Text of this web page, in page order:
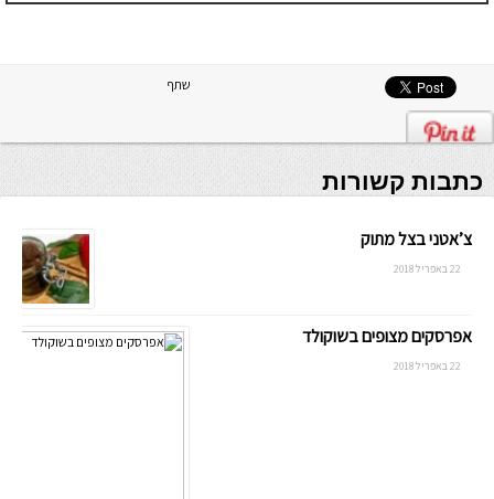
שתף
כתבות קשורות
צ’אטני בצל מתוק
22 באפריל 2018
אפרסקים מצופים בשוקולד
22 באפריל 2018